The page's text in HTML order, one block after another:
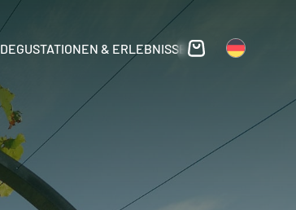
DEGUSTATIONEN & ERLEBNISSE